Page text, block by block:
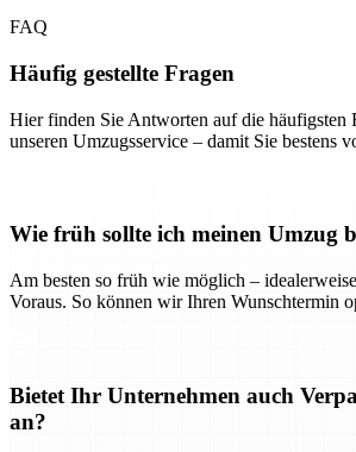
FAQ
Häufig gestellte Fragen
Hier finden Sie Antworten auf die häufigsten
unseren Umzugsservice – damit Sie bestens
Wie früh sollte ich meinen Umzug
Am besten so früh wie möglich –
Voraus. So können wir Ihren Wunschtermin
Bietet Ihr Unternehmen auch
an?